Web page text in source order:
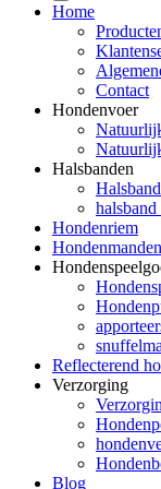
Home
Contact
Hondenvoer
Halsbanden
Hondenriem
Hondenmanden
Reflecterend
Verzorging
Blog